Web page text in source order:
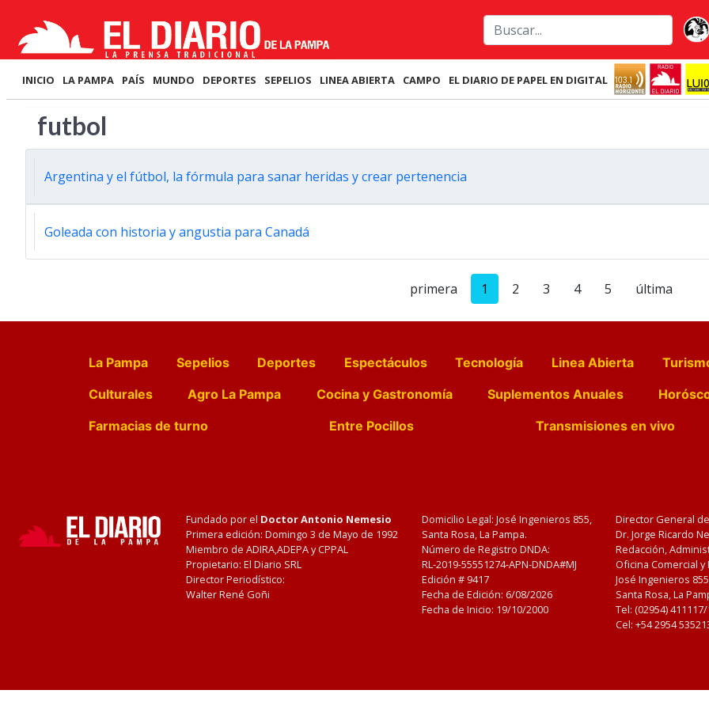
INICIO LA PAMPA PAÍS MUNDO DEPORTES SEPELIOS LINEA ABIERTA CAMPO EL DIARIO DE PAPEL EN DIGITAL
futbol
Argentina y el fútbol, la fórmula para sanar heridas y crear pertenencia
Goleada con historia y angustia para Canadá
primera 1 2 3 4 5 última
La Pampa Sepelios Deportes Espectáculos Tecnología Linea Abierta
Culturales
Agro La Pampa Cocina y Gastronomía Suplementos Anuales
Farmacias de turno
Entre Pocillos Transmisiones en vivo
Fundado por el Doctor Antonio Nemesio
Primera edición: Domingo 3 de Mayo de 1992
Miembro de ADIRA,ADEPA y CPPAL
Propietario: El Diario SRL
Director Periodístico:
Walter René Goñi
Domicilio Legal: José Ingenieros 855,
Santa Rosa, La Pampa.
Número de Registro DNDA:
RL-2019-55551274-APN-DNDA#MJ
Edición # 9417
Fecha de Edición: 6/08/2026
Fecha de Inicio: 19/10/2000
Director General
Dr. Jorge Ricardo
Redacción,
Oficina Comercial
José Ingenieros
Santa Rosa, La
Tel: (02954)
Cel: +54 2954